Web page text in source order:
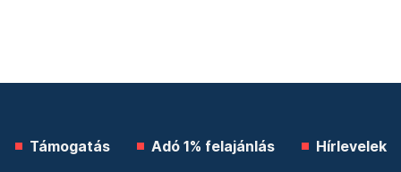
Támogatás Adó 1% felajánlás Hírlevelek